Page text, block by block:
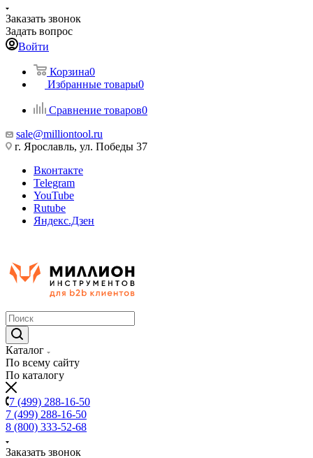
Заказать звонок
Задать вопрос
Войти
Корзина0
Избранные товары0
Сравнение товаров0
sale@milliontool.ru
г. Ярославль, ул. Победы 37
Вконтакте
Telegram
YouTube
Rutube
Яндекс.Дзен
Каталог
По всему сайту
По каталогу
7 (499) 288-16-50
7 (499) 288-16-50
8 (800) 333-52-68
Заказать звонок